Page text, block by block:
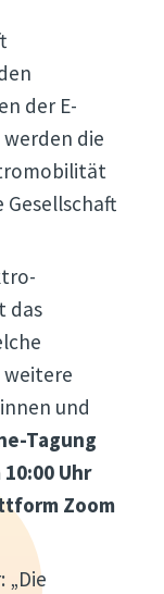
der E-
die
Gesellschaft
das
weitere
und
Tagung
Uhr
Zoom
„Die